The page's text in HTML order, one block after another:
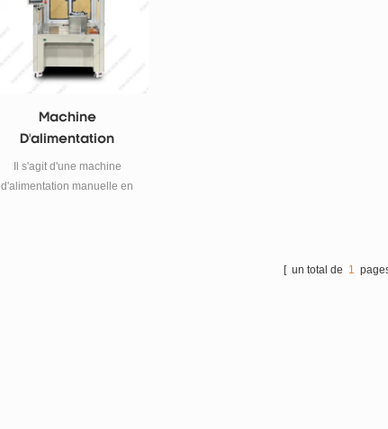
Machine
D'alimentation
Manuelle De Cellules
Pour Cellules
Il s'agit d'une machine
d'alimentation manuelle en
[ un total de 1